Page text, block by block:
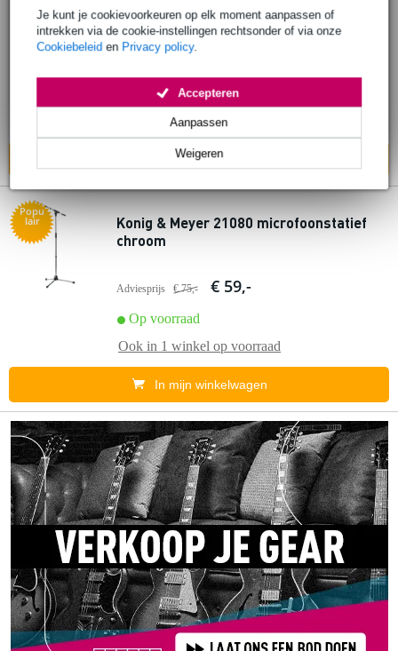
Je kunt je cookievoorkeuren op elk moment aanpassen of
intrekken via de cookie-instellingen rechtsonder of via onze
Cookiebeleid en Privacy policy.
Weigeren
Aanpassen
Accepteren
microfoonstandaard zwart (x10)
Op voorraad
1 winkelop voorraad
In mijn winkelwagen
Popu
lair
Konig & Meyer 21080 microfoonstatief
chroom
Adviesprijs € 75,- € 59,-
Op voorraad
Ook in 1 winkel op voorraad
In mijn winkelwagen